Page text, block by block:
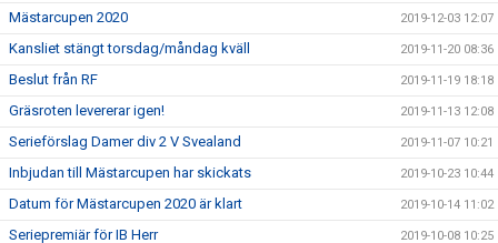
Mästarcupen 2020 2019-12-03 12:07
Kansliet stängt torsdag/måndag kväll 2019-11-20 08:36
Beslut från RF 2019-11-19 18:18
Gräsroten levererar igen! 2019-11-13 12:08
Serieförslag Damer div 2 V Svealand 2019-11-07 10:21
Inbjudan till Mästarcupen har skickats 2019-10-23 10:44
Datum för Mästarcupen 2020 är klart 2019-10-14 11:02
Seriepremiär för IB Herr 2019-10-08 10:25